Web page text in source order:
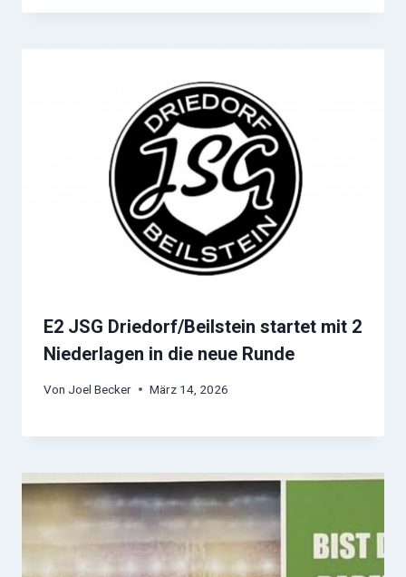
E2 JSG Driedorf/Beilstein startet mit 2
Niederlagen in die neue Runde
Von Joel Becker März 14, 2026